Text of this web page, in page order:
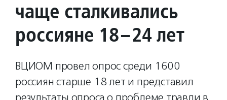
чаще сталкивались
россияне 18–24 лет
ВЦИОМ провел опрос среди 1600
россиян старше 18 лет и представил